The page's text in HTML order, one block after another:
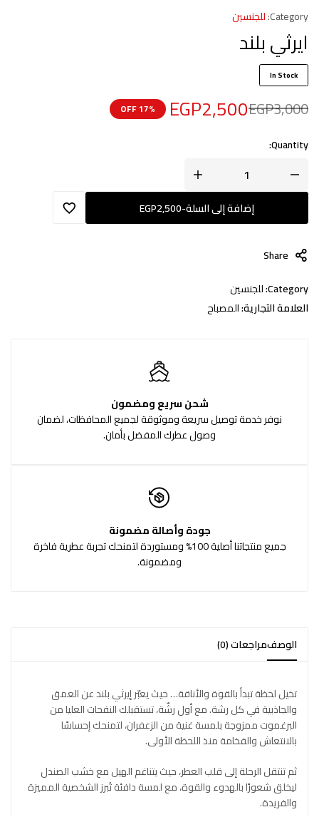
Category: للجنسين
ايرثي بلند
In Stock
EGP3,000
EGP2,500
17% OFF
Quantity:
إضافة إلى السلة-
EGP2,500
Share
Category: للجنسين
العلامة التجارية:المصباح
شحن سريع ومضمون
نوفر خدمة توصيل سريعة وموثوقة لجميع المحافظات، لضمان
وصول عطرك المفضل بأمان.
جودة وأصالة مضمونة
جميع منتجاتنا أصلية 100% ومستوردة لتمنحك تجربة عطرية فاخرة
ومضمونة.
الوصفمراجعات (0)
تخيل لحظة تبدأ بالقوة والأناقة… حيث يعبّر إيرثي بلند عن العمق
والجاذبية في كل رشة. مع أول رشّة، تستقبلك النفحات العليا من
البرغموت ممزوجة بلمسة غنية من الزعفران، لتمنحك إحساسًا
بالانتعاش والفخامة منذ اللحظة الأولى.
ثم تنتقل الرحلة إلى قلب العطر، حيث يتناغم الهيل مع خشب الصندل
ليخلق شعورًا بالهدوء والقوة، مع لمسة دافئة تُبرز الشخصية المميزة
والفريدة.